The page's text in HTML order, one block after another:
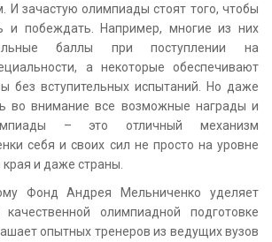
И зачастую олимпиады стоят того, чтобы
и побеждать. Например, многие из них
баллы при поступлении на
а некоторые обеспечивают
без вступительных испытаний. Но даже
во внимание все возможные награды и
– это отличный механизм
себя и своих сил не просто на уровне
и даже страны.
Фонд Андрея Мельниченко уделяет
олимпиадной подготовке
опытных тренеров из ведущих вузов